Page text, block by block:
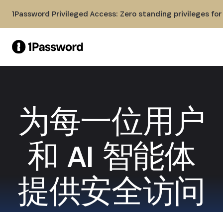
1Password Privileged Access: Zero standing privileges
为每一位用户
和 AI 智能体
提供安全访问